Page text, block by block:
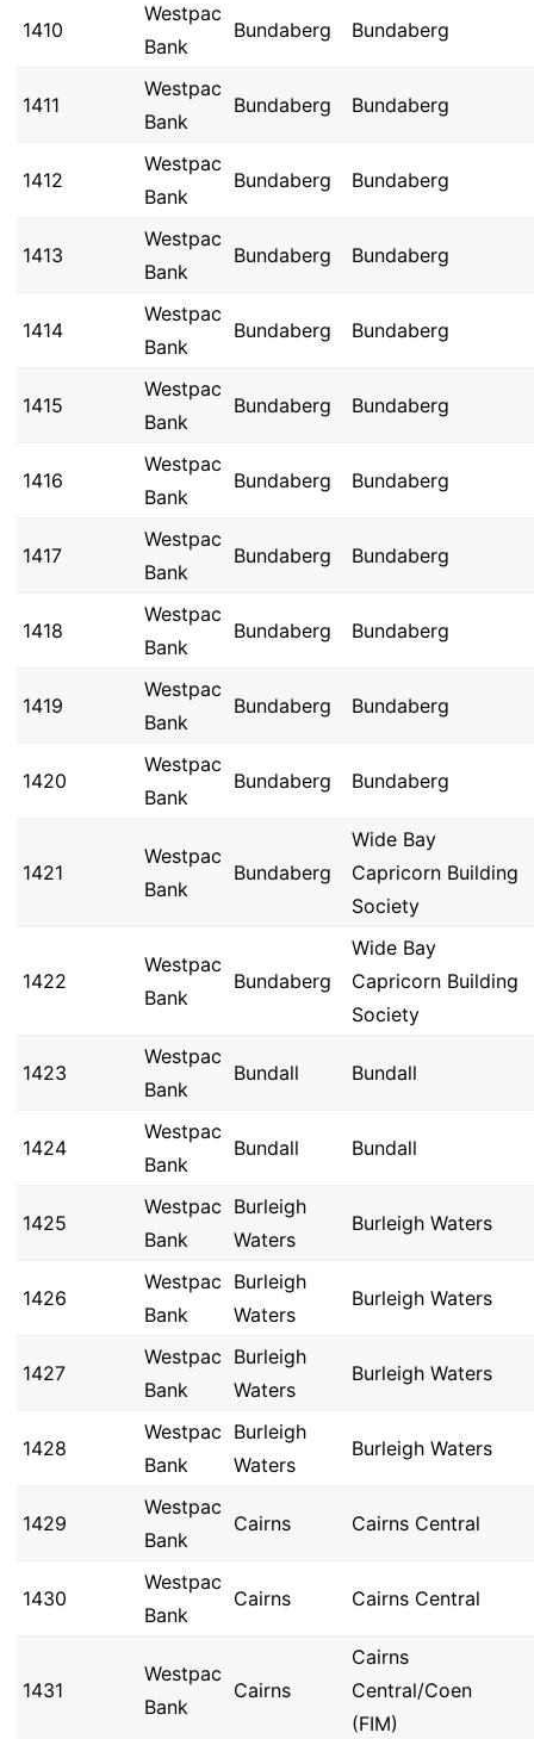
1410
Westpac
Bank
Bundaberg Bundaberg
1411
Westpac
Bank
Bundaberg Bundaberg
1412
Westpac
Bank
Bundaberg Bundaberg
1413
Westpac
Bank
Bundaberg Bundaberg
1414
Westpac
Bank
Bundaberg Bundaberg
1415
Westpac
Bank
Bundaberg Bundaberg
1416
Westpac
Bank
Bundaberg Bundaberg
1417
Westpac
Bank
Bundaberg Bundaberg
1418
Westpac
Bank
Bundaberg Bundaberg
1419
Westpac
Bank
Bundaberg Bundaberg
1420
Westpac
Bank
Bundaberg Bundaberg
1421
Westpac
Bank
Bundaberg
Wide Bay
Capricorn Building
Society
1422
Westpac
Bank
Bundaberg
Wide Bay
Capricorn Building
Society
1423
Westpac
Bank
Bundall Bundall
1424
Westpac
Bank
Bundall Bundall
1425
Westpac
Bank
Burleigh
Waters
Burleigh Waters
1426
Westpac
Bank
Burleigh
Waters
Burleigh Waters
1427
Westpac
Bank
Burleigh
Waters
Burleigh Waters
1428
Westpac
Bank
Burleigh
Waters
Burleigh Waters
1429
Westpac
Bank
Cairns Cairns Central
1430
Westpac
Bank
Cairns Cairns Central
1431
Westpac
Bank
Cairns
Cairns
Central/Coen
(FIM)